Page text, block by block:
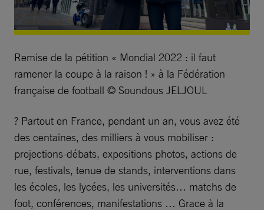
Remise de la pétition « Mondial 2022 : il faut
ramener la coupe à la raison ! » à la Fédération
française de football © Soundous JELJOUL
? Partout en France, pendant un an, vous avez été
des centaines, des milliers à vous mobiliser :
projections-débats, expositions photos, actions de
rue, festivals, tenue de stands, interventions dans
les écoles, les lycées, les universités… matchs de
foot, conférences, manifestations … Grace à la